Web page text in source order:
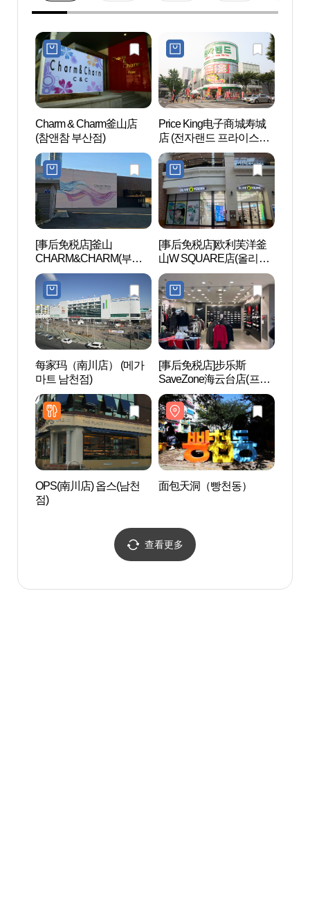
Charm & Charm釜山店
(참앤참 부산점)
Price King电子商城寿城
店 (전자랜드 프라이스킹
수성점)
[事后免税店]釜山
CHARM&CHARM(부산
참앤참)
[事后免税店]欧利芙洋釜
山W SQUARE店(올리브
영 부산W스퀘어점)
每家玛（南川店） (메가
마트 남천점)
[事后免税店]步乐斯
SaveZone海云台店(프로
스펙스 세이브존 해운대
점)
OPS(南川店) 옵스(남천
점)
面包天洞（빵천동）
查看更多